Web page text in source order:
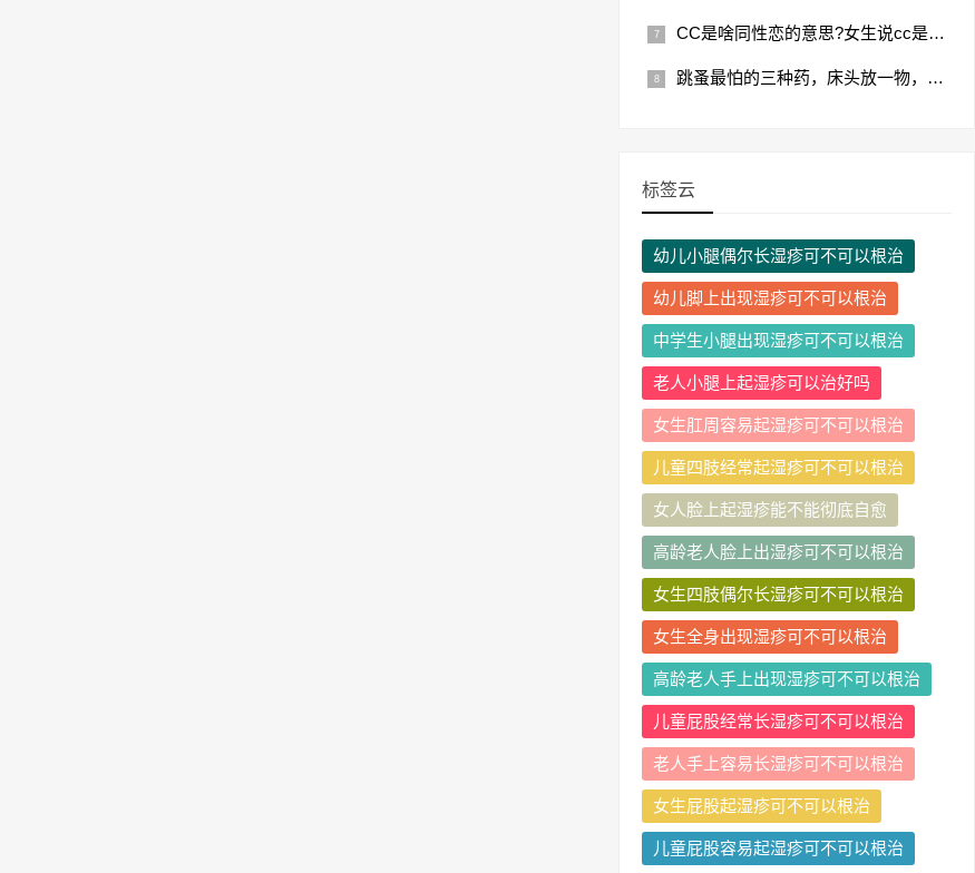
CC是啥同性恋的意思?女生说cc是什么意思
跳蚤最怕的三种药，床头放一物，让你少生病！
标签云
幼儿小腿偶尔长湿疹可不可以根治
幼儿脚上出现湿疹可不可以根治
中学生小腿出现湿疹可不可以根治
老人小腿上起湿疹可以治好吗
女生肛周容易起湿疹可不可以根治
儿童四肢经常起湿疹可不可以根治
女人脸上起湿疹能不能彻底自愈
高龄老人脸上出湿疹可不可以根治
女生四肢偶尔长湿疹可不可以根治
女生全身出现湿疹可不可以根治
高龄老人手上出现湿疹可不可以根治
儿童屁股经常长湿疹可不可以根治
老人手上容易长湿疹可不可以根治
女生屁股起湿疹可不可以根治
儿童屁股容易起湿疹可不可以根治